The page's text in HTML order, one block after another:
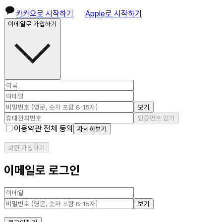
카카오로 시작하기 Apple로 시작하기
이메일로 가입하기
보기
인증번호 받기
이용약관 전체 동의 자세히보기
회원 가입하기
이메일로 로그인
보기